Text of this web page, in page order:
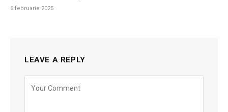
6 februarie 2025
LEAVE A REPLY